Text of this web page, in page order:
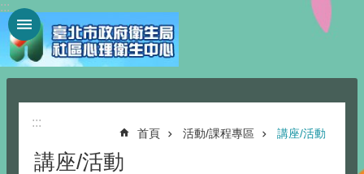
跳到主要內容區塊
:::
:::
首頁 活動/課程專區 講座/活動
講座/活動